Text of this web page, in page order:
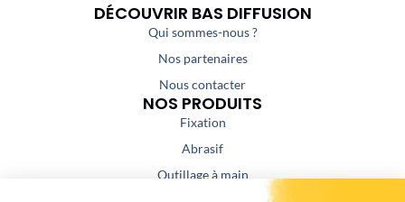
DÉCOUVRIR BAS DIFFUSION
Qui sommes-nous ?
Nos partenaires
Nous contacter
NOS PRODUITS
Fixation
Abrasif
Outillage à main